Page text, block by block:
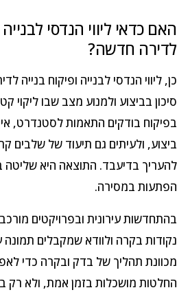
האם כדאי ליווי הנדסי
לדירה חדשה?
כן, ליווי הנדסי לבנייה ופיקוח בנייה
סיכון בביצוע ולמנוע מצב שבו ליקוי
בפיקוח בודקים התאמות לסטנדרט,
ביצוע, ולעיתים גם תיעוד של שלבים
להעריך בדיעבד. התוצאה היא
הפתעות במסירה.
בהתחדשות עירונית ובפרויקטים
נקודות בקרה ולוודא שמקבלים תמונה
מכוונת תהליך של בדק ובקרה כדי
החלטות מושכלות בזמן אמת, ולא